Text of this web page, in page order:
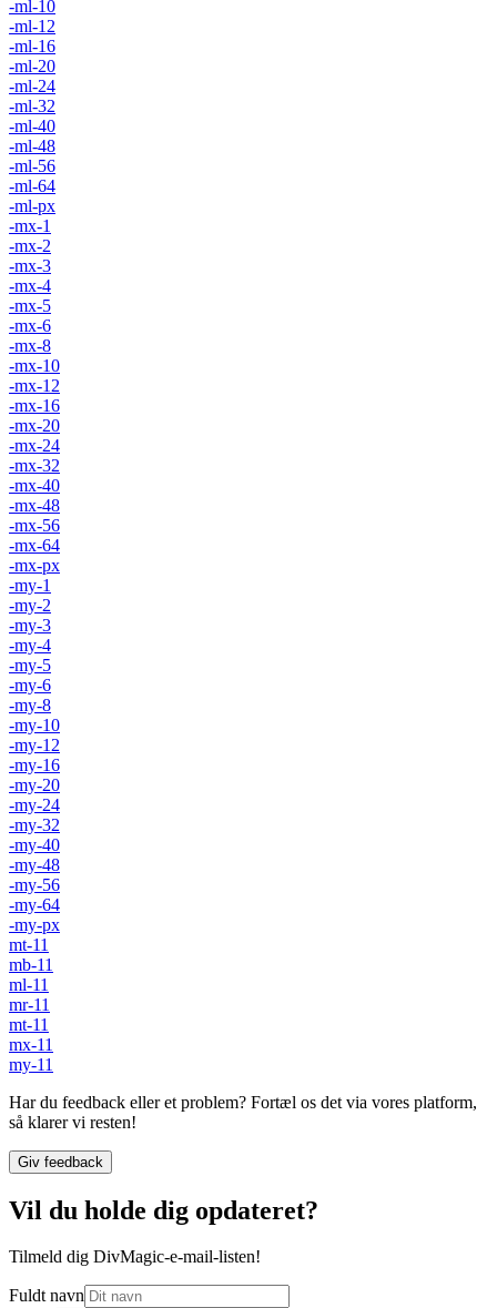
-ml-10
-ml-12
-ml-16
-ml-20
-ml-24
-ml-32
-ml-40
-ml-48
-ml-56
-ml-64
-ml-px
-mx-1
-mx-2
-mx-3
-mx-4
-mx-5
-mx-6
-mx-8
-mx-10
-mx-12
-mx-16
-mx-20
-mx-24
-mx-32
-mx-40
-mx-48
-mx-56
-mx-64
-mx-px
-my-1
-my-2
-my-3
-my-4
-my-5
-my-6
-my-8
-my-10
-my-12
-my-16
-my-20
-my-24
-my-32
-my-40
-my-48
-my-56
-my-64
-my-px
mt-11
mb-11
ml-11
mr-11
mt-11
mx-11
my-11
Har du feedback eller et problem? Fortæl os det via vores platform,
så klarer vi resten!
Giv feedback
Vil du holde dig opdateret?
Tilmeld dig DivMagic-e-mail-listen!
Fuldt navn